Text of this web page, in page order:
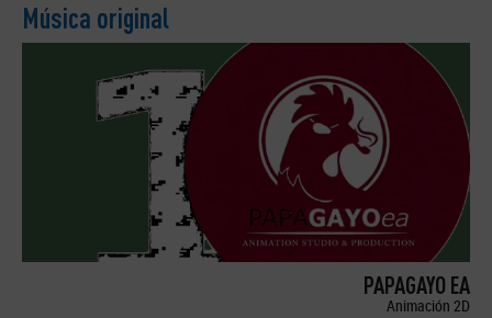
Música original
PAPAGAYO EA
Animación 2D